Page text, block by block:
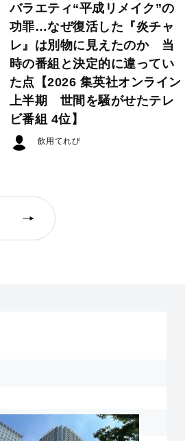
バラエティ“平成リメイク”の
功罪…なぜ復活した『炎チャ
レ』は別物に見えたのか 当
時の番組と決定的に違ってい
た点【2026 集英社オンライン
上半期 世間を騒がせたテレ
ビ番組 4位】
飲用てれび